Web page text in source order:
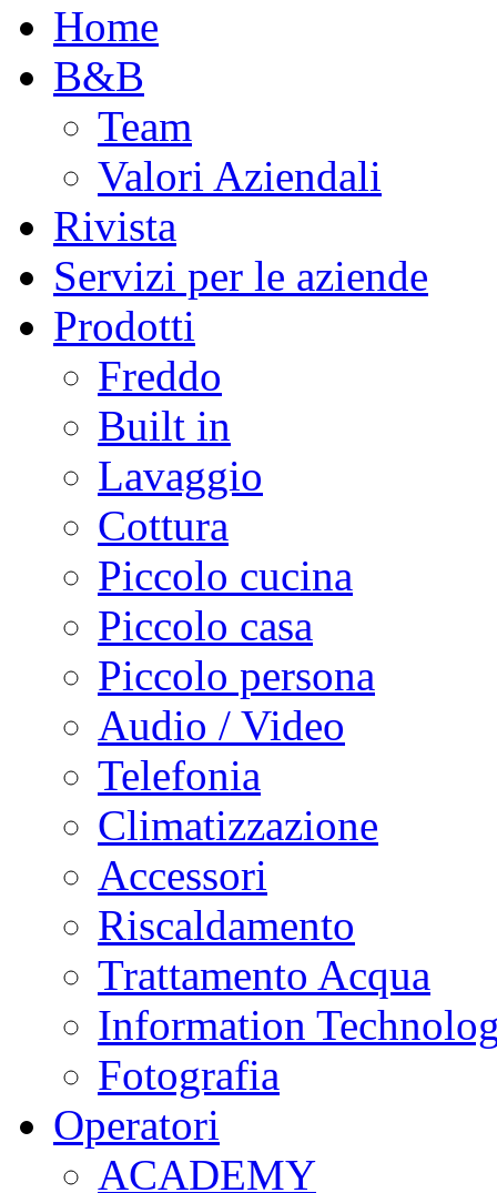
Home
B&B
Team
Valori Aziendali
Rivista
Servizi per le aziende
Prodotti
Freddo
Built in
Lavaggio
Cottura
Piccolo cucina
Piccolo casa
Piccolo persona
Audio / Video
Telefonia
Climatizzazione
Accessori
Riscaldamento
Trattamento Acqua
Information
Fotografia
Operatori
ACADEMY